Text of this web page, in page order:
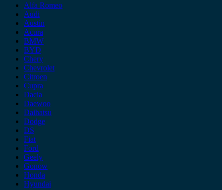
Alfa Romeo
Audi
Austin
Acura
BMW
BYD
Chery
Chevrolet
Citroen
Cupra
Dacia
Daewoo
Daihatsu
Dodge
DS
Fiat
Ford
Geely
Gonow
Honda
Hyundai